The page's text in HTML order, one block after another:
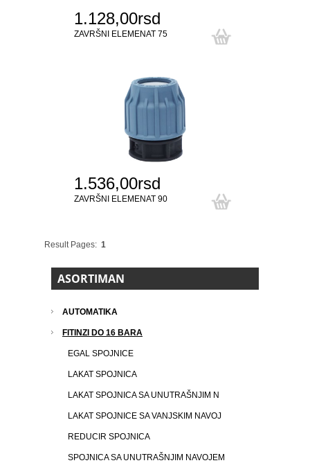
1.128,00rsd
ZAVRŠNI ELEMENAT 75
1.536,00rsd
ZAVRŠNI ELEMENAT 90
Result Pages: 1
ASORTIMAN
AUTOMATIKA
FITINZI DO 16 BARA
EGAL SPOJNICE
LAKAT SPOJNICA
LAKAT SPOJNICA SA UNUTRAŠNJIM N
LAKAT SPOJNICE SA VANJSKIM NAVOJ
REDUCIR SPOJNICA
SPOJNICA SA UNUTRAŠNJIM NAVOJEM